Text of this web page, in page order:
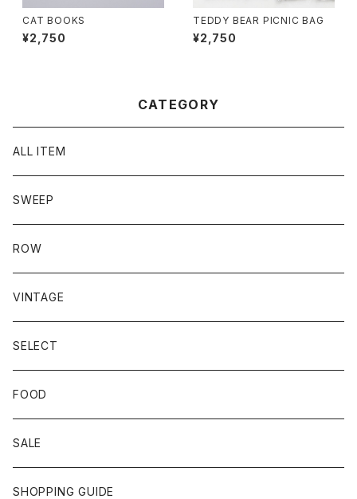
CAT BOOKS
¥2,750
TEDDY BEAR PICNIC BAG
¥2,750
CATEGORY
ALL ITEM
SWEEP
ROW
VINTAGE
SELECT
FOOD
SALE
SHOPPING GUIDE